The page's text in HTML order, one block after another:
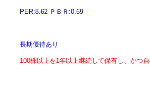
PER:8.62 ＰＢＲ:0.69
長期優待あり
100株以上を1年以上継続して保有し、かつ